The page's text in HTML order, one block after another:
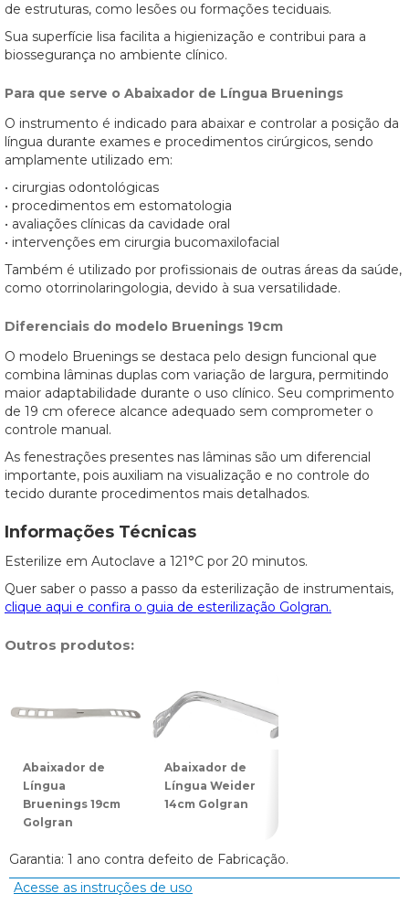
de estruturas, como lesões ou formações teciduais.
Sua superfície lisa facilita a higienização e contribui para a
biossegurança no ambiente clínico.
Para que serve o Abaixador de Língua Bruenings
O instrumento é indicado para abaixar e controlar a posição da
língua durante exames e procedimentos cirúrgicos, sendo
amplamente utilizado em:
• cirurgias odontológicas
• procedimentos em estomatologia
• avaliações clínicas da cavidade oral
• intervenções em cirurgia bucomaxilofacial
Também é utilizado por profissionais de outras áreas da saúde,
como otorrinolaringologia, devido à sua versatilidade.
Diferenciais do modelo Bruenings 19cm
O modelo Bruenings se destaca pelo design funcional que
combina lâminas duplas com variação de largura, permitindo
maior adaptabilidade durante o uso clínico. Seu comprimento
de 19 cm oferece alcance adequado sem comprometer o
controle manual.
As fenestrações presentes nas lâminas são um diferencial
importante, pois auxiliam na visualização e no controle do
tecido durante procedimentos mais detalhados.
Informações Técnicas
Esterilize em Autoclave a 121°C por 20 minutos.
Quer saber o passo a passo da esterilização de instrumentais,
clique aqui e confira o guia de esterilização Golgran.
Outros produtos:
Abaixador de
Língua
Bruenings 19cm
Golgran
Abaixador de
Língua Weider
14cm Golgran
Garantia: 1 ano contra defeito de Fabricação.
Acesse as instruções de uso